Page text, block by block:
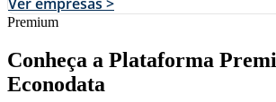
Premium
Conheça a Plataforma
Econodata